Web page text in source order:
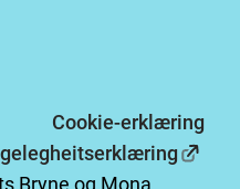
Cookie-erklæring
Bryne og Mona